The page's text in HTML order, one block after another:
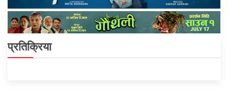
प्रतिक्रिया